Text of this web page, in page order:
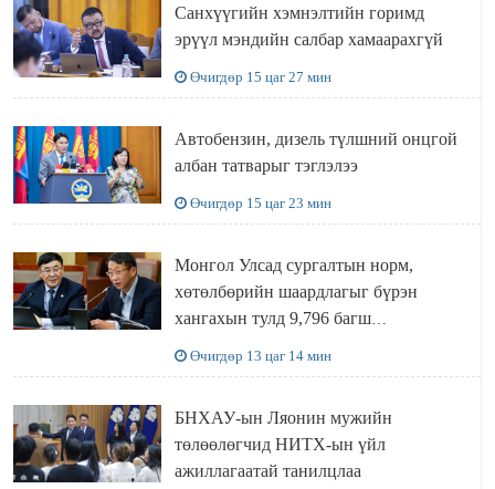
Санхүүгийн хэмнэлтийн горимд
эрүүл мэндийн салбар хамаарахгүй
Өчигдөр 15 цаг 27 мин
Автобензин, дизель түлшний онцгой
албан татварыг тэглэлээ
Өчигдөр 15 цаг 23 мин
Монгол Улсад сургалтын норм,
хөтөлбөрийн шаардлагыг бүрэн
хангахын тулд 9,796 багш
Өчигдөр 13 цаг 14 мин
БНХАУ-ын Ляонин мужийн
төлөөлөгчид НИТХ-ын үйл
ажиллагаатай танилцлаа